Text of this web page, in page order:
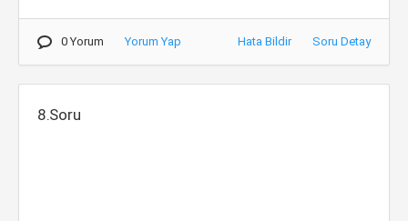
0 Yorum Yorum Yap Hata Bildir Soru Detay
8.Soru